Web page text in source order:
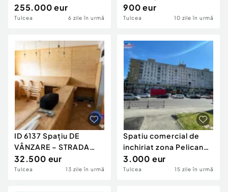
255.000 eur
Tulcea 6 zile în urmă
900 eur
Tulcea 10 zile în urmă
ID 6137 Spațiu DE
VÂNZARE – STRADA
Mahmudiei
32.500 eur
Tulcea 13 zile în urmă
Spatiu comercial de
inchiriat zona Pelican
Tulcea
3.000 eur
Tulcea 15 zile în urmă